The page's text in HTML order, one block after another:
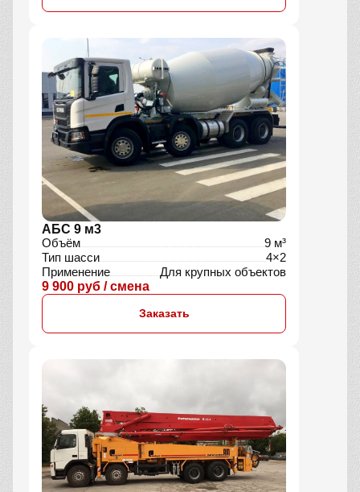
АБС 9 м3
Объём
9 м³
Тип шасси
4×2
Применение
Для крупных объектов
9 900 руб / смена
Заказать